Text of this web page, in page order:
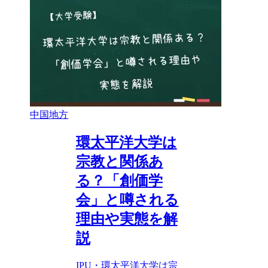
中国地方
環太平洋大学は
宗教と関係あ
る？「創価学
会」と噂される
理由や実態を解
説
IPU・環太平洋大学は宗